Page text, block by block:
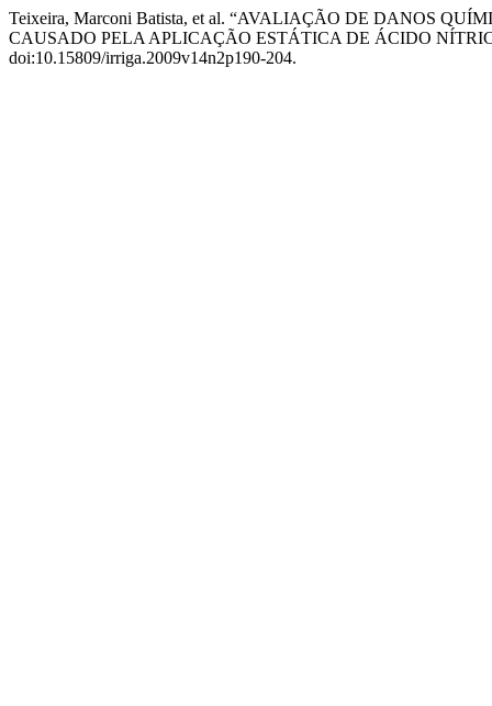
Teixeira, Marconi Batista, et al. “AVALIAÇÃO DE DANOS
CAUSADO PELA APLICAÇÃO ESTÁTICA DE ÁCIDO
doi:10.15809/irriga.2009v14n2p190-204.